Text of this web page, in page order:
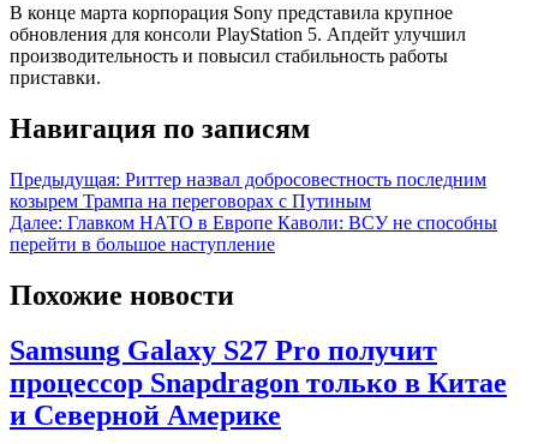
В конце марта корпорация Sony представила крупное
обновления для консоли PlayStation 5. Апдейт улучшил
производительность и повысил стабильность работы
приставки.
Навигация по записям
Предыдущая: Риттер назвал добросовестность последним
козырем Трампа на переговорах с Путиным
Далее: Главком НАТО в Европе Каволи: ВСУ не способны
перейти в большое наступление
Похожие новости
Samsung Galaxy S27 Pro получит
процессор Snapdragon только в Китае
и Северной Америке